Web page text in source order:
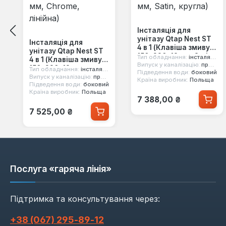
Інсталяція для
унітазу Qtap Nest ST
4 в 1 (Клавіша змиву
150x220x13 мм,
Chrome, лінійна)
Тип обладнання: інсталяція
Випуск у каналізацію: прямий
Підведення води: боковий
Країна виробник: Польща
Звичайна ціна:
7 525,00 ₴
Інсталяція для
унітазу Qtap Nest ST
4 в 1 (Клавіша змиву
150x220x13 мм, Satin,
кругла)
Тип обладнання: інсталяція
Випуск у каналізацію: прямий
Підведення води: боковий
Країна виробник: Польща
Звичайна ціна:
7 388,00 ₴
Послуга «гаряча лінія»
Підтримка та консультування через:
+38 (067) 295‑89‑12